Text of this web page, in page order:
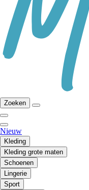
Zoeken
Nieuw
Kleding
Kleding grote maten
Schoenen
Lingerie
Sport